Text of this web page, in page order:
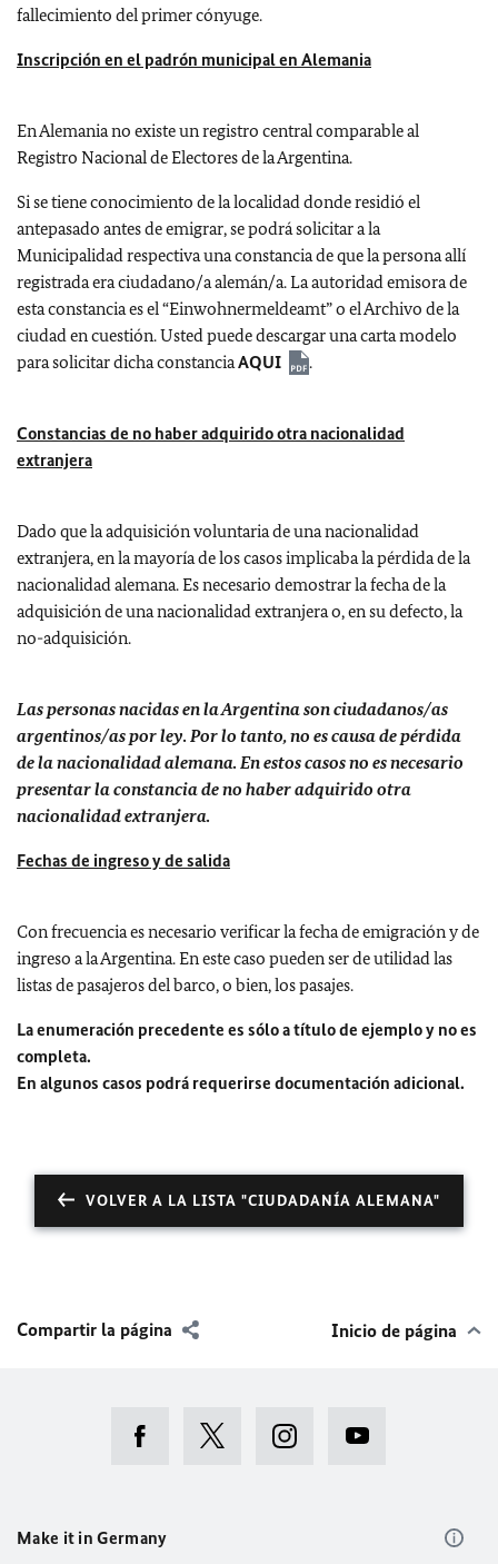
fallecimiento del primer cónyuge.
Inscripción en el padrón municipal en Alemania
En Alemania no existe un registro central comparable al
Registro Nacional de Electores de la Argentina.
Si se tiene conocimiento de la localidad donde residió el
antepasado antes de emigrar, se podrá solicitar a la
Municipalidad respectiva una constancia de que la persona allí
registrada era ciudadano/a alemán/a. La autoridad emisora de
esta constancia es el “Einwohnermeldeamt” o el Archivo de la
ciudad en cuestión. Usted puede descargar una carta modelo
para solicitar dicha constanciaAQUI .
Constancias de no haber adquirido otra nacionalidad
extranjera
Dado que la adquisición voluntaria de una nacionalidad
extranjera, en la mayoría de los casos implicaba la pérdida de la
nacionalidad alemana. Es necesario demostrar la fecha de la
adquisición de una nacionalidad extranjera o, en su defecto, la
no-adquisición.
Las personas nacidas en la Argentina son ciudadanos/as
argentinos/as por ley. Por lo tanto, no es causa de pérdida
de la nacionalidad alemana. En estos casos no es necesario
presentar la constancia de no haber adquirido otra
nacionalidad extranjera.
Fechas de ingreso y de salida
Con frecuencia es necesario verificar la fecha de emigración y de
ingreso a la Argentina. En este caso pueden ser de utilidad las
listas de pasajeros del barco, o bien, los pasajes.
La enumeración precedente es sólo a título de ejemplo y no es
completa.
En algunos casos podrá requerirse documentación adicional.
VOLVER A LA LISTA "CIUDADANÍA ALEMANA"
Compartir la página Inicio de página
Make it in Germany